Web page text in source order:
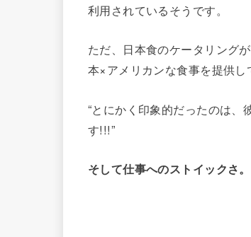
利用されているそうです。
ただ、日本食のケータリング
本×アメリカンな食事を提供し
“とにかく印象的だったのは
す!!!”
そして仕事へのストイックさ。